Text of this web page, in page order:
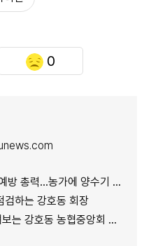
0
총력…농가에 양수기 지원
검하는 강호동 회장
강호동 농협중앙회 회장